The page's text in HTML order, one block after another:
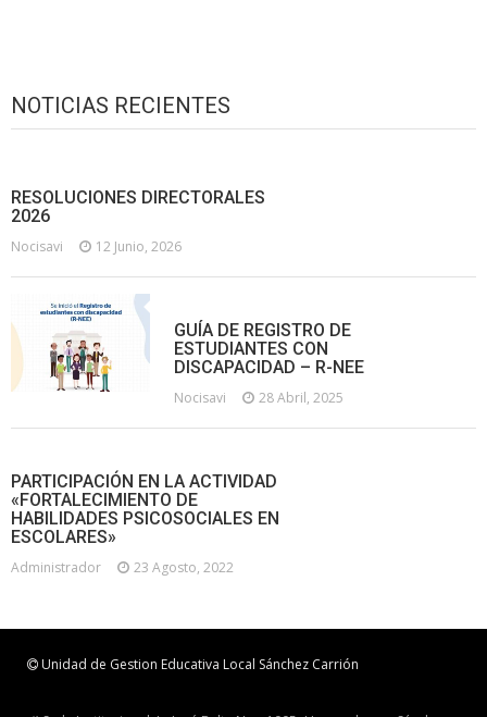
NOTICIAS RECIENTES
RESOLUCIONES DIRECTORALES
2026
Nocisavi 12 Junio, 2026
GUÍA DE REGISTRO DE
ESTUDIANTES CON
DISCAPACIDAD – R-NEE
Nocisavi 28 Abril, 2025
PARTICIPACIÓN EN LA ACTIVIDAD
«FORTALECIMIENTO DE
HABILIDADES PSICOSOCIALES EN
ESCOLARES»
Administrador 23 Agosto, 2022
Unidad de Gestion Educativa Local Sánchez Carrión